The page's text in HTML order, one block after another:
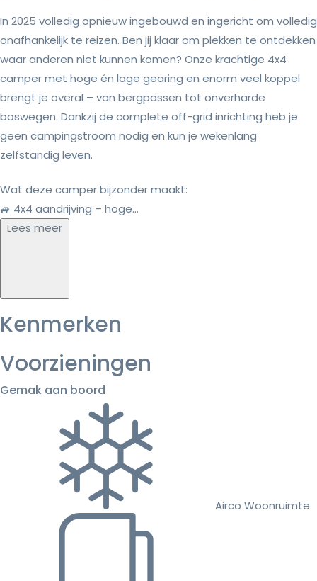
In 2025 volledig opnieuw ingebouwd en ingericht om volledig
onafhankelijk te reizen. Ben jij klaar om plekken te ontdekken
waar anderen niet kunnen komen? Onze krachtige 4x4
camper met hoge én lage gearing en enorm veel koppel
brengt je overal – van bergpassen tot onverharde
boswegen. Dankzij de complete off-grid inrichting heb je
geen campingstroom nodig en kun je wekenlang
zelfstandig leven.
Wat deze camper bijzonder maakt:
🚙 4x4 aandrijving – hoge...
Lees meer
Kenmerken
Voorzieningen
Gemak aan boord
Airco Woonruimte